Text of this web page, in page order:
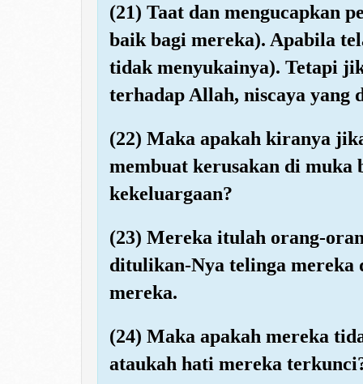
(21) Taat dan mengucapkan
baik bagi mereka). Apabila
tidak menyukainya). Tetapi
terhadap Allah, niscaya
(22) Maka apakah kiranya
membuat kerusakan di muka
kekeluargaan?
(23) Mereka itulah orang-
ditulikan-Nya telinga mereka
mereka.
(24) Maka apakah mereka
ataukah hati mereka